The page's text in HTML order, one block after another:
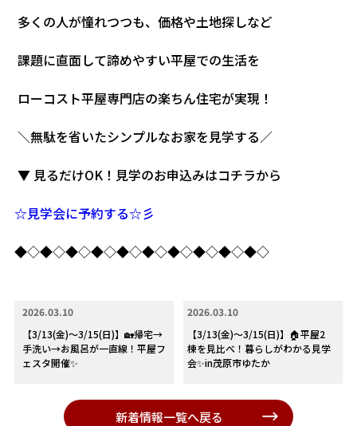
多くの人が憧れつつも、価格や土地探しなど
課題に直面して諦めやすい平屋での生活を
ローコスト平屋専門店の楽ちん住宅が実現！
＼無駄を省いたシンプルなお家を見学する／
▼ 見るだけOK！見学のお申込みはコチラから
☆見学会に予約する☆彡
◆◇◆◇◆◇◆◇◆◇◆◇◆◇◆◇◆◇◆◇
2026.03.10
【3/13(金)～3/15(日)】🏡帰宅→
手洗い→お風呂が一直線！平屋フ
ェスタ開催✨
2026.03.10
【3/13(金)～3/15(日)】🏠平屋2
棟を見比べ！暮らしがわかる見学
会✨in茂原市ゆたか
新着情報一覧へ戻る